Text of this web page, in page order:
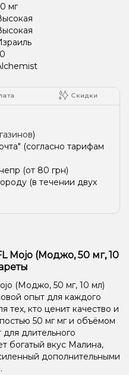
мг
Скидки
)
(согласно тарифам
(от 80 грн)
(в течении двух
Mojo (Моджо, 50 мг, 10
(Моджо, 50 мг, 10 мл)
опыт для каждого
тех, кто ценит качество и
50 мг мг и объёмом
длительного
богатый вкус Малина,
дополнительными